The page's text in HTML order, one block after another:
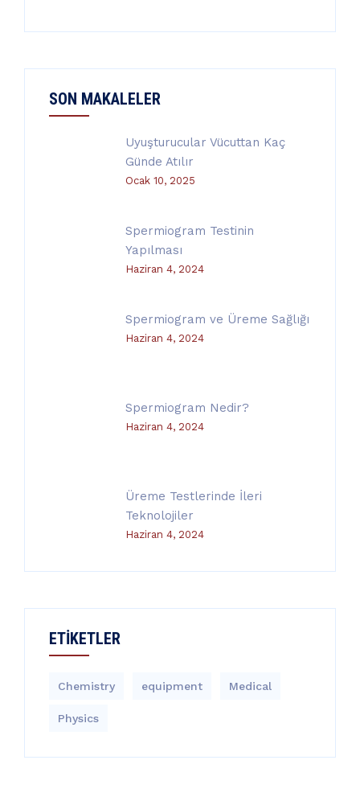
SON MAKALELER
Uyuşturucular Vücuttan Kaç
Günde Atılır
Ocak 10, 2025
Spermiogram Testinin
Yapılması
Haziran 4, 2024
Spermiogram ve Üreme Sağlığı
Haziran 4, 2024
Spermiogram Nedir?
Haziran 4, 2024
Üreme Testlerinde İleri
Teknolojiler
Haziran 4, 2024
ETIKETLER
Chemistry equipment‎ Medical
Physics